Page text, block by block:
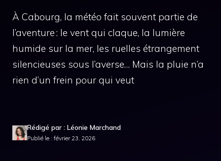
À Cabourg, la météo fait souvent partie de
l’aventure : le vent qui claque, la lumière
humide sur la mer, les ruelles étrangement
silencieuses sous l’averse… Mais la pluie n’a
rien d’un frein pour qui veut
Rédigé par : Léonie Marchand
Publié le : février 23, 2026